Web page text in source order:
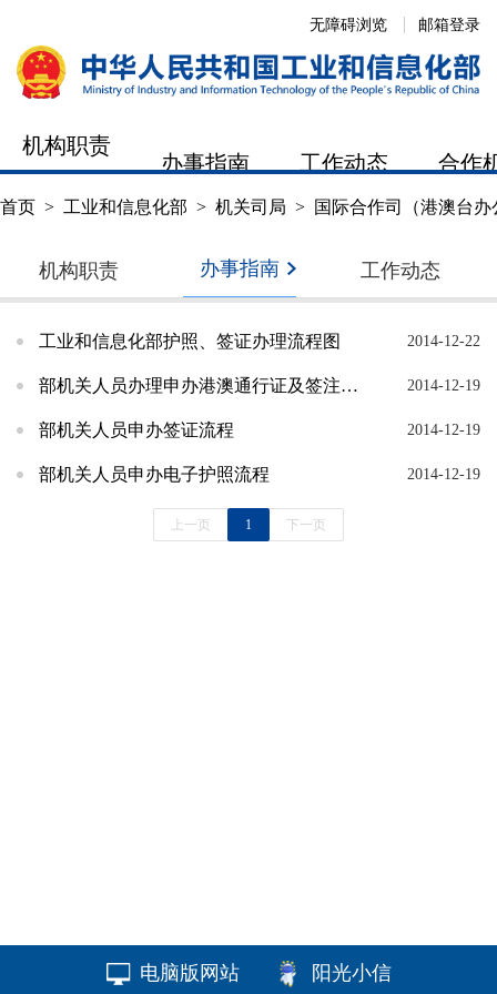
邮箱登录
无障碍浏览
机构职责
办事指南 工作动态 合作
首页 > 工业和信息化部 > 机关司局 > 国际合作司（港澳台办
机构职责 办事指南 工作动态
工业和信息化部护照、签证办理流程图 2014-12-22
部机关人员办理申办港澳通行证及签注流程 2014-12-19
部机关人员申办签证流程 2014-12-19
部机关人员申办电子护照流程 2014-12-19
上一页 1 下一页
电脑版网站 阳光小信